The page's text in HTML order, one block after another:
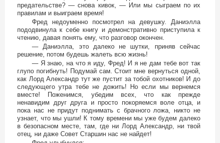
предательстве? — снова кивок, — Или мы сыграем по их
правилам и выиграем время!
Фред недоуменно посмотрел на девушку. Даниэлла
пододвинула к себе книгу и демонстративно приступила к
чтению, давая понять ему, что разговор окончен.
— Даниэлла, это далеко не шутки, приняв сейчас
решение, потом будешь жалеть всю жизнь!
— Я знаю, на что я иду, Фред! И я не дам тебе вот так
глупо погибнуть! Подумай сам. Стоит мне вернуться одной,
как Лорд Александр тут же пустит за тобой охотников! И до
следующего утра тебе не дожить! Но если мы вернемся
вместе! Поженимся, убедим всех, что как прежде
ненавидим друг друга и просто покоряемся воле отца, и
пока нас не придут поднимать с брачного ложа, никто не
узнает, что мы ушли! К тому времени мы уже будем далеко
в безопасном месте, там, где ни Лорд Александр, ни твой
отец, ни даже Совет Старшин нас не найдет!